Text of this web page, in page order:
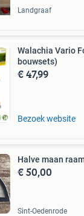
Landgraaf
Walachia Vario
bouwsets)
€ 47,99
Bezoek website
Halve maan
€ 50,00
Sint-Oedenrode